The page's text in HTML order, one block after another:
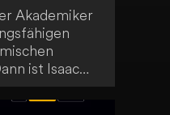
Akademiker
ist Isaac
Dieser KI-
integrierte